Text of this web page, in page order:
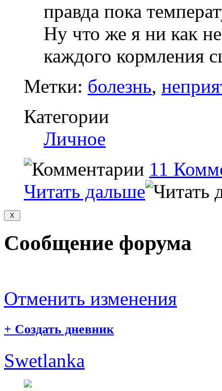
правда пока
Ну что же я ни как
каждого кормления
Метки: болезнь,
Категории
Личное
11
Читать дальше
Сообщение форума
Отменить изменения
+ Создать дневник
Swetlanka